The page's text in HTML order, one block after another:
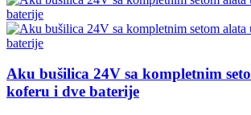
Aku bušilica 24V sa kompletnim
koferu i dve baterije